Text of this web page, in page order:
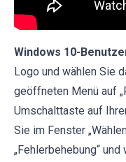
Windows 10-
Logo und wählen Sie
geöffneten Menü auf
Umschalttaste auf
Sie im Fenster
„Fehlerbehebung“